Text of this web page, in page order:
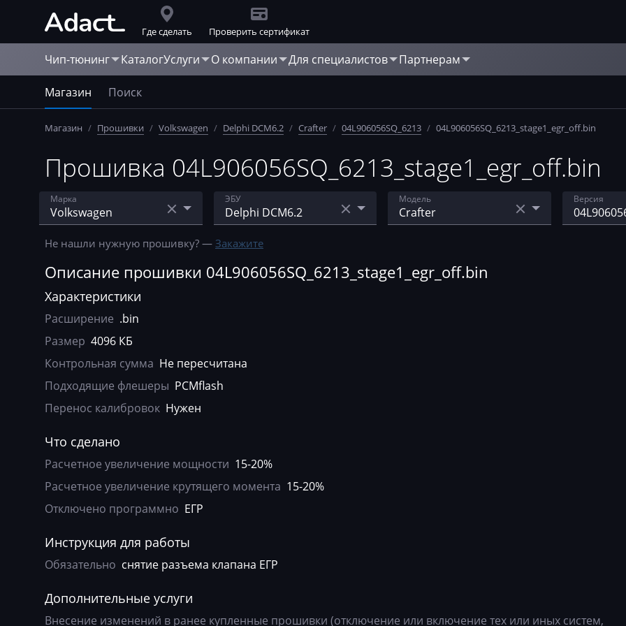
Где сделать Проверить сертификат
Чип-тюнинг КаталогУслуги О компании Для специалистов Партнерам
Магазин Поиск
Магазин / Прошивки / Volkswagen / Delphi DCM6.2 / Crafter / 04L906056SQ_6213 / 04L906056SQ_6213_stage1_egr_off.bin
Прошивка 04L906056SQ_6213_stage1_egr_off.bin
Марка
Acura
AebiSchmidt
Agco
Agrifac
Albach
Alfa Romeo
AshokLeyland
Audi
AVR
Bajaj
ЭБУ
Bosch EDC MSA 15.5-7.29
Bosch EDC15
Bosch EDC16U1
Bosch EDC17CP04
Модель
Crafter
Версия
Не нашли нужную прошивку? — Закажите
Описание прошивки 04L906056SQ_6213_stage1_egr_off.bin
Характеристики
Расширение .bin
Размер 4096 КБ
Контрольная сумма Не пересчитана
Подходящие флешеры PCMflash
Перенос калибровок Нужен
Что сделано
Расчетное увеличение мощности 15-20%
Расчетное увеличение крутящего момента 15-20%
Отключено программно ЕГР
Инструкция для работы
Обязательно снятие разъема клапана ЕГР
Дополнительные услуги
Внесение изменений в ранее купленные прошивки (отключение или включение тех или иных систем,